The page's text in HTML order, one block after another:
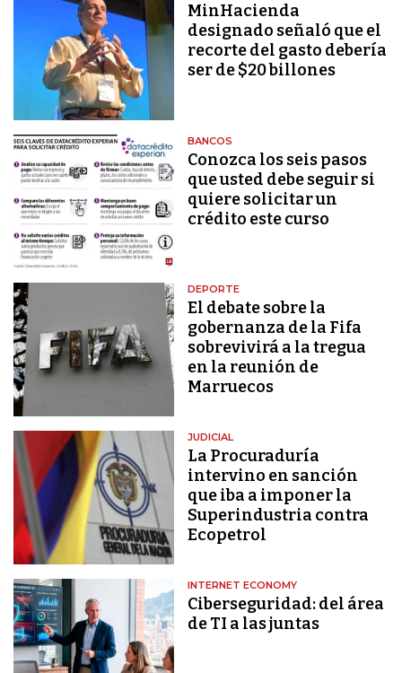
MinHacienda
designado señaló que el
recorte del gasto debería
ser de $20 billones
BANCOS
Conozca los seis pasos
que usted debe seguir si
quiere solicitar un
crédito este curso
DEPORTE
El debate sobre la
gobernanza de la Fifa
sobrevivirá a la tregua
en la reunión de
Marruecos
JUDICIAL
La Procuraduría
intervino en sanción
que iba a imponer la
Superindustria contra
Ecopetrol
INTERNET ECONOMY
Ciberseguridad: del área
de TI a las juntas